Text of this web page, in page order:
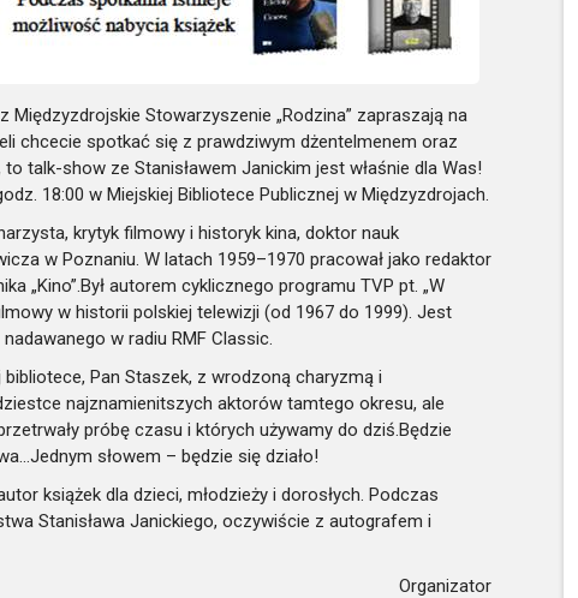
Stowarzyszenie „Rodzina” zapraszają na
chcecie spotkać się z prawdziwym dżentelmenem oraz
talk-show ze Stanisławem Janickim jest właśnie dla Was!
18:00 w Miejskiej Bibliotece Publicznej w Międzyzdrojach.
krytyk filmowy i historyk kina, doktor nauk
w Poznaniu. W latach 1959–1970 pracował jako redaktor
„Kino”.Był autorem cyklicznego programu TVP pt. „W
w historii polskiej telewizji (od 1967 do 1999). Jest
w radiu RMF Classic.
Pan Staszek, z wrodzoną charyzmą i
najznamienitszych aktorów tamtego okresu, ale
próbę czasu i których używamy do dziś.Będzie
słowem – będzie się działo!
książek dla dzieci, młodzieży i dorosłych. Podczas
Stanisława Janickiego, oczywiście z autografem i
Organizator